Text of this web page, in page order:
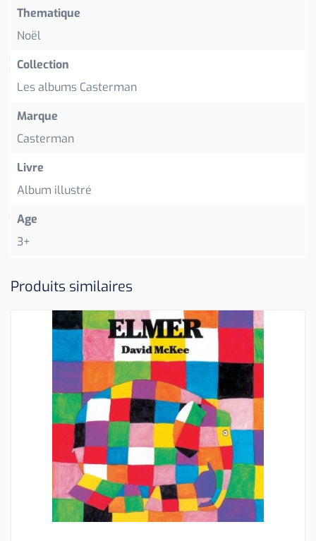
Thematique
Noël
Collection
Les albums Casterman
Marque
Casterman
Livre
Album illustré
Age
3+
Produits similaires